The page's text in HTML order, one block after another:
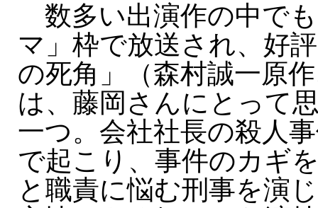
数多い出演作の中で
マ」枠で放送され、好
の死角」（森村誠一原
は、藤岡さんにとって
一つ。会社社長の殺人
で起こり、事件のカギ
と職責に悩む刑事を演